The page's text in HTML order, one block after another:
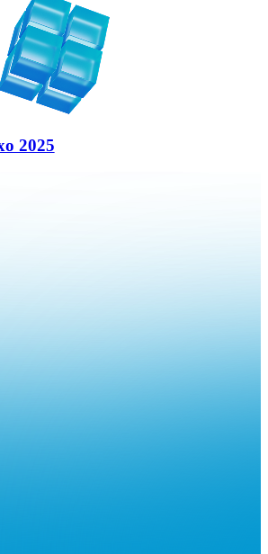
2025